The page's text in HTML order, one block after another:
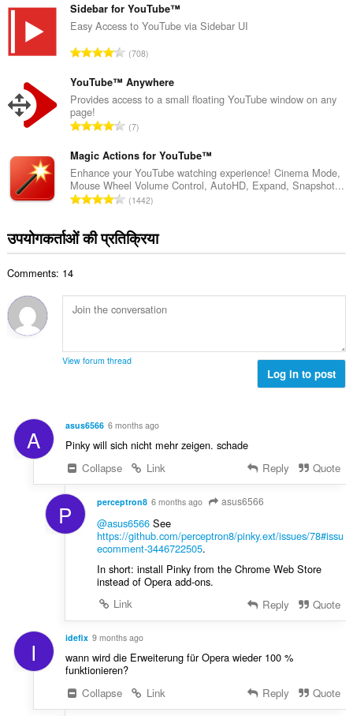
ख्या
:
ग
की
ल
ख्या
:
Sidebar for YouTube™
Easy Access to YouTube via Sidebar UI
रे
ग
की
ल
ख्या
:
708
YouTube™ Anywhere
Provides access to a small floating YouTube window on any
page!
रे
ग
की
कु
ल
ख्या
:
7
Magic Actions for YouTube™
Enhance your YouTube watching experience! Cinema Mode,
Mouse Wheel Volume Control, AutoHD, Expand, Snapshot...
रे
ग
की
सं
ख्या
1442
उपयोगकर्ताओं की प्रतिक्रिया
Comments: 14
View forum thread
Log in to post
A asus6566 6 months ago
Pinky will sich nicht mehr zeigen. schade
Collapse
Link Reply Quote
P perceptron8 6 months ago asus6566
@asus6566See
https://github.com/perceptron8/pinky.ext/issues/78#issu
ecomment-3446722505.
In short: install Pinky from the Chrome Web Store
instead of Opera add-ons.
Link
Reply Quote
I idefix 9 months ago
wann wird die Erweiterung für Opera wieder 100 %
funktionieren?
Collapse
Link Reply Quote